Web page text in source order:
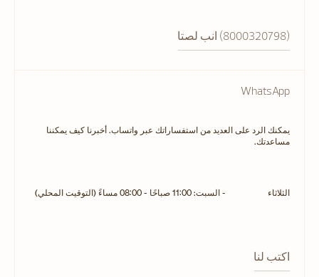
اتصل بنا (8000320798)
WhatsApp
يمكنك الرد على العديد من استفساراتك عبر واتساب. أخبرنا كيف يمكننا
مساعدتك.
الثلاثاء - السبت: 11:00 صباحًا - 08:00 مساءً (التوقيت المحلي)
اكتب لنا